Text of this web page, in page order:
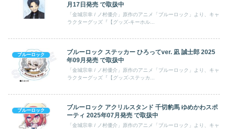
月17日発売 で取扱中
「金城宗幸 / ノ村優介」原作のアニメ「ブルーロック」より、キャ
ラクターグッズ『【グッズ-キーホル...
ブルーロック
ブルーロック ステッカー ひろってver. 凪 誠士郎 2025
年09月発売 で取扱中
「金城宗幸 / ノ村優介」原作のアニメ「ブルーロック」より、キャ
ラクターグッズ『【グッズ-ステッカ...
ブルーロック
ブルーロック アクリルスタンド 千切豹馬 ゆめかわスポ
ーティ 2025年07月発売 で取扱中
「金城宗幸 / ノ村優介」原作のアニメ「ブルーロック」より、キャ